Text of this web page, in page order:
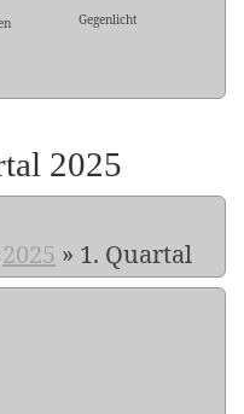
Gegenlicht
2025
2025 » 1. Quartal